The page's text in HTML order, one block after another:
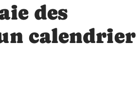
des
calendrier